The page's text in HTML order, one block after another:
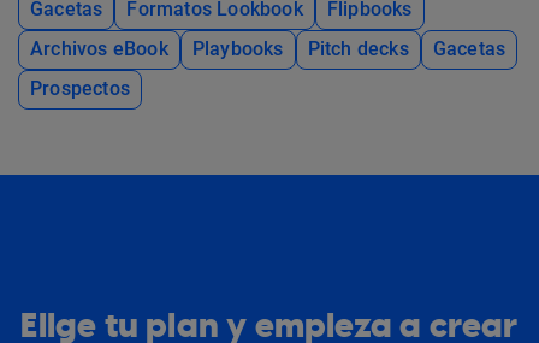
Gacetas
Formatos Lookbook
Flipbooks
Archivos eBook
Playbooks Pitch decks
Gacetas
Prospectos
Elige tu plan y empieza a crear